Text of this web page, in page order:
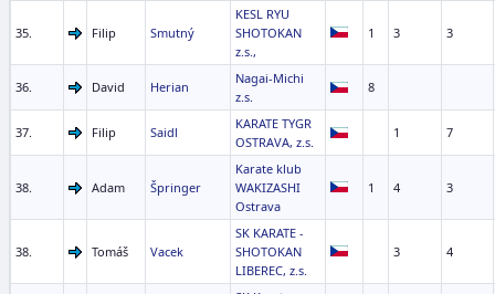
35. Filip Smutný
KESL RYU
SHOTOKAN
z.s.,
1 3 3
36. David Herian
Nagai-Michi
z.s.
8
37. Filip Saidl
KARATE TYGR
OSTRAVA, z.s.
1 7
38. Adam Špringer
Karate klub
WAKIZASHI
Ostrava
1 4 3
38. Tomáš Vacek
SK KARATE -
SHOTOKAN
LIBEREC, z.s.
3 4